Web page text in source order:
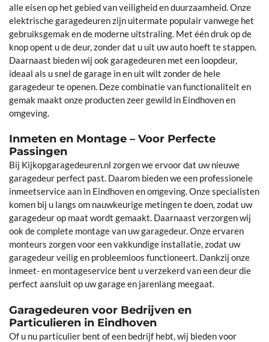
alle eisen op het gebied van veiligheid en duurzaamheid. Onze
elektrische garagedeuren zijn uitermate populair vanwege het
gebruiksgemak en de moderne uitstraling. Met één druk op de
knop opent u de deur, zonder dat u uit uw auto hoeft te stappen.
Daarnaast bieden wij ook garagedeuren met een loopdeur,
ideaal als u snel de garage in en uit wilt zonder de hele
garagedeur te openen. Deze combinatie van functionaliteit en
gemak maakt onze producten zeer gewild in Eindhoven en
omgeving.
Inmeten en Montage – Voor Perfecte
Passingen
Bij Kijkopgaragedeuren.nl zorgen we ervoor dat uw nieuwe
garagedeur perfect past. Daarom bieden we een professionele
inmeetservice aan in Eindhoven en omgeving. Onze specialisten
komen bij u langs om nauwkeurige metingen te doen, zodat uw
garagedeur op maat wordt gemaakt. Daarnaast verzorgen wij
ook de complete montage van uw garagedeur. Onze ervaren
monteurs zorgen voor een vakkundige installatie, zodat uw
garagedeur veilig en probleemloos functioneert. Dankzij onze
inmeet- en montageservice bent u verzekerd van een deur die
perfect aansluit op uw garage en jarenlang meegaat.
Garagedeuren voor Bedrijven en
Particulieren in Eindhoven
Of u nu particulier bent of een bedrijf hebt, wij bieden voor